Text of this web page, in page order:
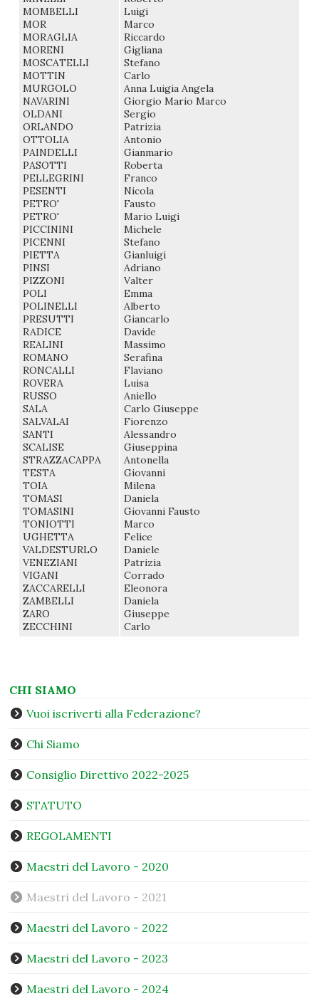
MOMBELLI
MOR
MORAGLIA
MORENI
MOSCATELLI
MOTTIN
MURGOLO
NAVARINI
OLDANI
ORLANDO
OTTOLIA
PAINDELLI
PASOTTI
PELLEGRINI
PESENTI
PETRO'
PETRO'
PICCININI
PICENNI
PIETTA
PINSI
PIZZONI
POLI
POLINELLI
PRESUTTI
RADICE
REALINI
ROMANO
RONCALLI
ROVERA
RUSSO
SALA
SALVALAI
SANTI
SCALISE
STRAZZACAPPA
TESTA
TOIA
TOMASI
TOMASINI
TONIOTTI
UGHETTA
VALDESTURLO
VENEZIANI
VIGANI
ZACCARELLI
ZAMBELLI
ZARO
ZECCHINI
Luigi
Marco
Riccardo
Gigliana
Stefano
Carlo
Anna Luigia Angela
Giorgio Mario Marco
Sergio
Patrizia
Antonio
Gianmario
Roberta
Franco
Nicola
Fausto
Mario Luigi
Michele
Stefano
Gianluigi
Adriano
Valter
Emma
Alberto
Giancarlo
Davide
Massimo
Serafina
Flaviano
Luisa
Aniello
Carlo Giuseppe
Fiorenzo
Alessandro
Giuseppina
Antonella
Giovanni
Milena
Daniela
Giovanni Fausto
Marco
Felice
Daniele
Patrizia
Corrado
Eleonora
Daniela
Giuseppe
Carlo
CHI SIAMO
Vuoi iscriverti alla Federazione?
Chi Siamo
Consiglio Direttivo 2022-2025
STATUTO
REGOLAMENTI
Maestri del Lavoro - 2020
Maestri del Lavoro - 2021
Maestri del Lavoro - 2022
Maestri del Lavoro - 2023
Maestri del Lavoro - 2024